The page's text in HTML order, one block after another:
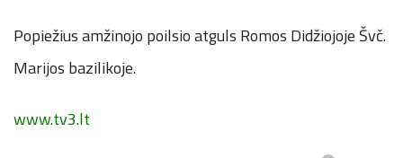
Popiežius amžinojo poilsio atguls Romos Didžiojoje Švč.
Marijos bazilikoje.
www.tv3.lt